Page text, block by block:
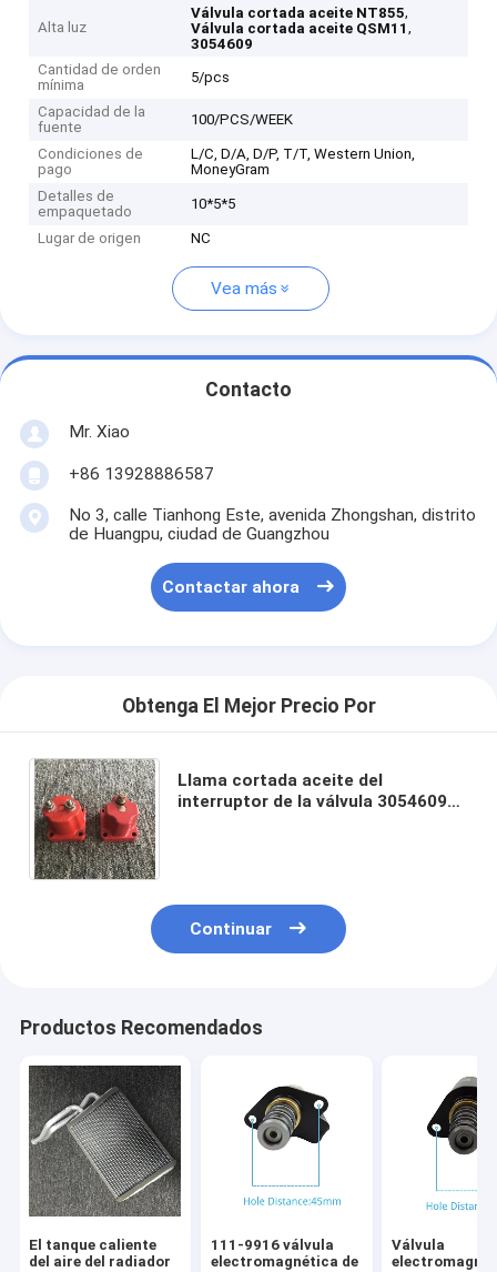
Alta luz
Válvula cortada aceite NT855,
Válvula cortada aceite QSM11,
3054609
Cantidad de orden
mínima
5/pcs
Capacidad de la
fuente
100/PCS/WEEK
Condiciones de
pago
L/C, D/A, D/P, T/T, Western Union,
MoneyGram
Detalles de
empaquetado
10*5*5
Lugar de origen NC
Vea más
Contacto
Mr. Xiao
+86 13928886587
No 3, calle Tianhong Este, avenida Zhongshan, distrito
de Huangpu, ciudad de Guangzhou
Contactar ahora
Obtenga El Mejor Precio Por
Llama cortada aceite del
interruptor de la válvula 3054609
Continuar
Productos Recomendados
El tanque caliente
del aire del radiador
111-9916 válvula
electromagnética de
Válvula